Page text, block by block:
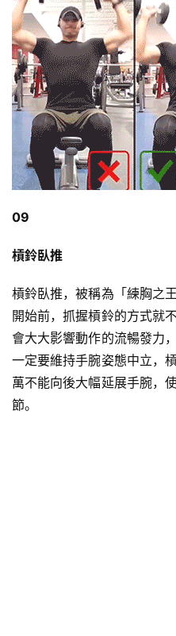
有
氧
運
動
練
心
得
量
練
增
肌
計
劃
09
槓鈴臥推
槓鈴臥推，被稱為「練胸之
開始前，抓握槓鈴的方式就
會大大影響動作的流暢發力
一定要維持手腕姿態中立，
萬不能向後大幅延展手腕，
節。